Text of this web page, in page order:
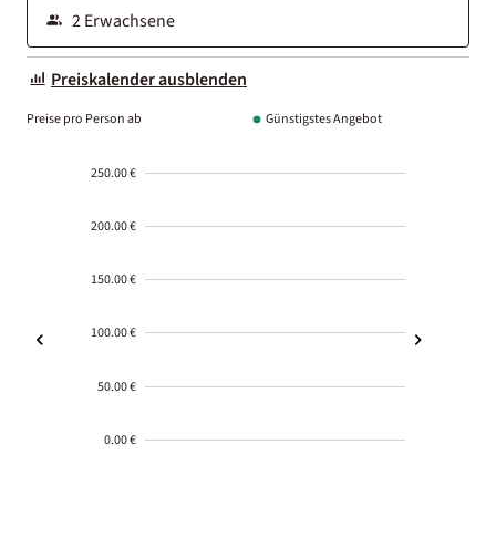
Preiskalender ausblenden
Preise pro Person ab Günstigstes Angebot
250.00 €
200.00 €
150.00 €
100.00 €
50.00 €
0.00 €